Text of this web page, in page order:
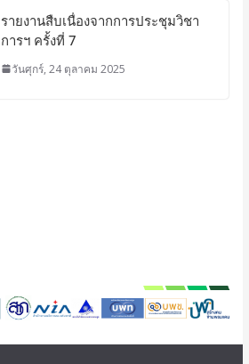
รายงานสืบเนื่องจากการประชุมวิชา
การฯ ครั้งที่ 7
วันศุกร์, 24 ตุลาคม 2025